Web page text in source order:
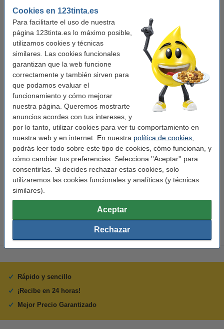
Cookies en 123tinta.es
Para facilitarte el uso de nuestra
página 123tinta.es lo máximo posible,
utilizamos cookies y técnicas
similares. Las cookies funcionales
garantizan que la web funcione
correctamente y también sirven para
que podamos evaluar el
funcionamiento y cómo mejorar
nuestra página. Queremos mostrarte
anuncios acordes con tus intereses, y
por lo tanto, utilizar cookies para ver tu comportamiento en
nuestra web y en internet. En nuestra política de cookies
podrás leer todo sobre este tipo de cookies, cómo funcionan, y
cómo cambiar tus preferencias. Selecciona ''Aceptar'' para
consentirlas. Si decides rechazar estas cookies, solo
utilizaremos las cookies funcionales y analíticas (y técnicas
similares).
Aceptar
Rechazar
para el título.
Incluye 100 tarjetas T de tamaño 1 (blancas).
Incluye 700 tarjetas T de tamaño 2 (varios colores).
Características
Marca: Nobo
Color: gris humo
Medidas: 48 x 48 cm
Modelo: Planificador semanal de tarjetas T
Material:
Pannels: 7 + 1
Orificios:
Rápido y sencillo
¡Recibe en 24 horas!
Mejor Precio Garantizado